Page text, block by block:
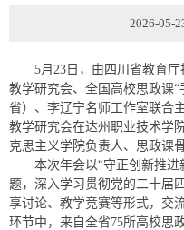
2026-05-
5月23日，由四川省教育
教学研究会、全国高校思政课“
省）、李辽宁名师工作室联合
教学研究会在达州职业技术学
克思主义学院负责人、思政课
本次年会以“守正创新推
题，深入学习贯彻党的二十届
享讨论、教学竞赛等形式，交
环节中，来自全省75所高校思